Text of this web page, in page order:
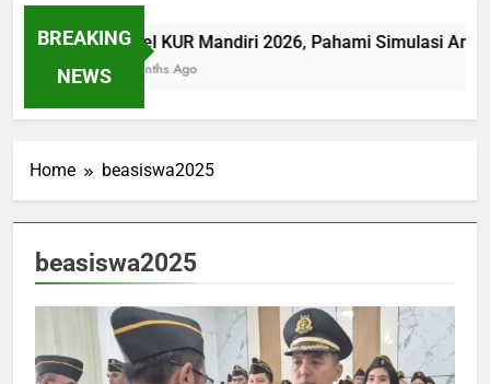
BREAKING
NEWS
Tabel KUR Mandiri 2026, Pahami Simulasi
4 Months Ago
Home beasiswa2025
beasiswa2025